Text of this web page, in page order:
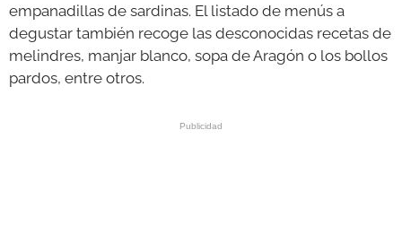
empanadillas de sardinas. El listado de menús a
degustar también recoge las desconocidas recetas de
melindres, manjar blanco, sopa de Aragón o los bollos
pardos, entre otros.